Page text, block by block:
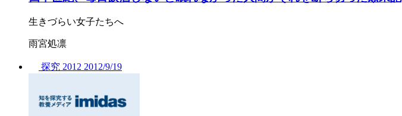
生きづらい女子たちへ
雨宮処凛
探究 2012 2012/9/19